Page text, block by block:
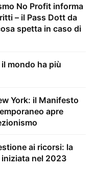
No Profit informa
– il Pass Dott da
spetta in caso di
mondo ha più
York: il Manifesto
apre
ai ricorsi: la
nel 2023